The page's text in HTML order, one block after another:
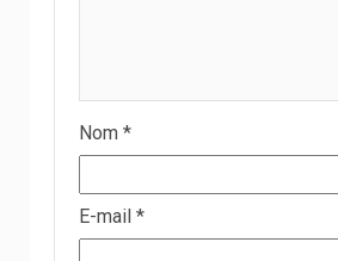
Nom *
E-mail *